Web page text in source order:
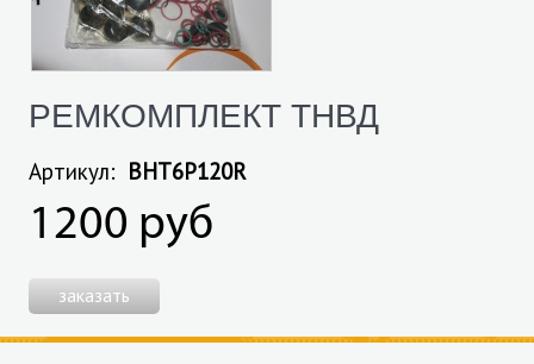
РЕМКОМПЛЕКТ ТНВД
Артикул: BHT6P120R
1200 руб
заказать